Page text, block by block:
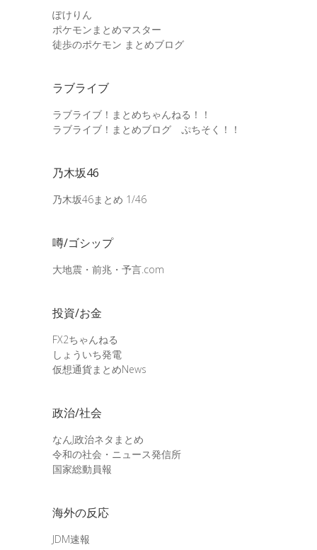
ぽけりん
ポケモンまとめマスター
徒歩のポケモン まとめブログ
ラブライブ
ラブライブ！まとめちゃんねる！！
ラブライブ！まとめブログ ぷちそく！！
乃木坂46
乃木坂46まとめ 1/46
噂/ゴシップ
大地震・前兆・予言.com
投資/お金
FX2ちゃんねる
しょういち発電
仮想通貨まとめNews
政治/社会
なんJ政治ネタまとめ
令和の社会・ニュース発信所
国家総動員報
海外の反応
JDM速報